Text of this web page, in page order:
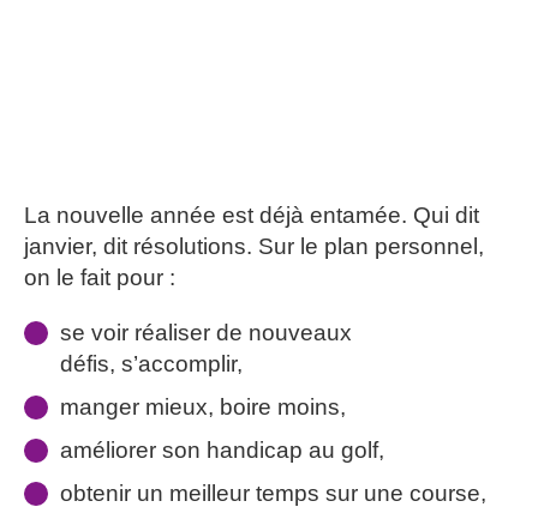
La nouvelle année est déjà entamée. Qui dit
janvier, dit résolutions. Sur le plan personnel,
on le fait pour :
se voir réaliser de nouveaux
défis, s’accomplir,
manger mieux, boire moins,
améliorer son handicap au golf,
obtenir un meilleur temps sur une course,